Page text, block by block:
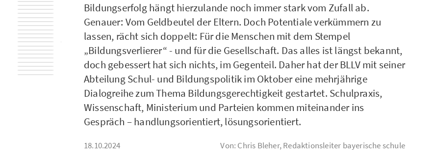
Bildungserfolg hängt hierzulande noch immer stark vom Zufall ab.
Genauer: Vom Geldbeutel der Eltern. Doch Potentiale verkümmern zu
lassen, rächt sich doppelt: Für die Menschen mit dem Stempel
„Bildungsverlierer“ - und für die Gesellschaft. Das alles ist längst bekannt,
doch gebessert hat sich nichts, im Gegenteil. Daher hat der BLLV mit seiner
Abteilung Schul- und Bildungspolitik im Oktober eine mehrjährige
Dialogreihe zum Thema Bildungsgerechtigkeit gestartet. Schulpraxis,
Wissenschaft, Ministerium und Parteien kommen miteinander ins
Gespräch – handlungsorientiert, lösungsorientiert.
18.10.2024 Von: Chris Bleher, Redaktionsleiter bayerische schule